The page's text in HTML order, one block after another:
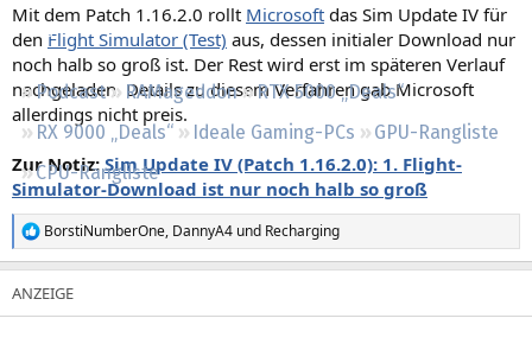
Regeln
Podcast RAMageddon
RTX 5000 „Deals“
RX 9000 „Deals“
Ideale Gaming-PCs
GPU-Rangliste
CPU-Rangliste
Mit dem Patch 1.16.2.0 rollt Microsoft das Sim Update IV für
den Flight Simulator (Test) aus, dessen initialer Download nur
noch halb so groß ist. Der Rest wird erst im späteren Verlauf
nachgeladen. Details zu diesem Verfahren gab Microsoft
allerdings nicht preis.
Zur Notiz:Sim Update IV (Patch 1.16.2.0): 1. Flight-
Simulator-Download ist nur noch halb so groß
R
e
a
k
t
BorstiNumberOne, DannyA4 und Recharging